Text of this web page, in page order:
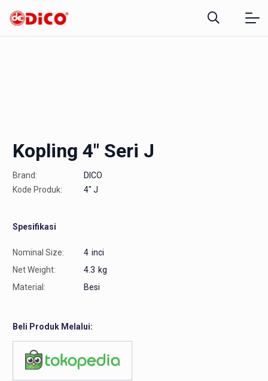
Kopling 4″ Seri J
Brand:
DICO
Kode Produk:
4" J
Spesifikasi
Nominal Size: 4 inci
Net Weight:
4.3 kg
Material:
Besi
Beli Produk Melalui: